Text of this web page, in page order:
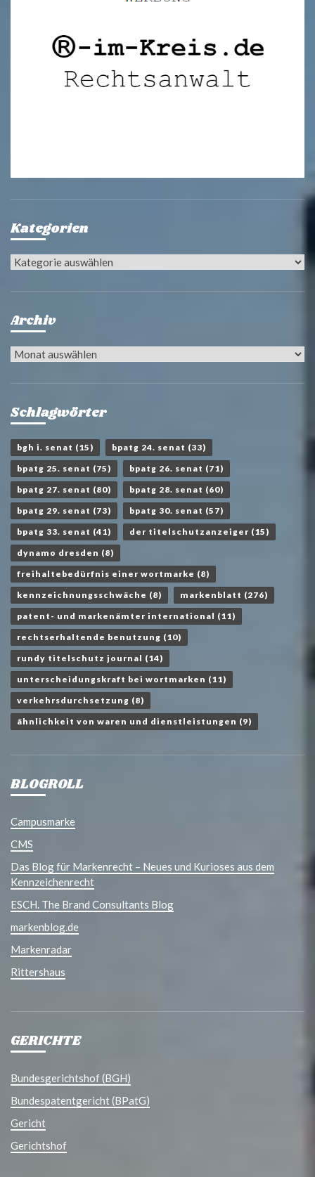
Kategorien
Kategorien
Archiv
Archiv
Schlagwörter
bgh i. senat (15) bpatg 24. senat (33)
bpatg 25. senat (75) bpatg 26. senat (71)
bpatg 27. senat (80) bpatg 28. senat (60)
bpatg 29. senat (73) bpatg 30. senat (57)
bpatg 33. senat (41) der titelschutzanzeiger (15)
dynamo dresden (8)
freihaltebedürfnis einer wortmarke (8)
kennzeichnungsschwäche (8) markenblatt (276)
patent- und markenämter international (11)
rechtserhaltende benutzung (10)
rundy titelschutz journal (14)
unterscheidungskraft bei wortmarken (11)
verkehrsdurchsetzung (8)
ähnlichkeit von waren und dienstleistungen (9)
BLOGROLL
Campusmarke
CMS
Das Blog für Markenrecht – Neues und Kurioses aus dem
Kennzeichenrecht
ESCH. The Brand Consultants Blog
markenblog.de
Markenradar
Rittershaus
GERICHTE
Bundesgerichtshof (BGH)
Bundespatentgericht (BPatG)
Gericht
Gerichtshof